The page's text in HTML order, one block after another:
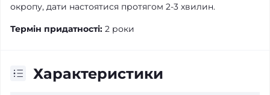
окропу, дати настоятися протягом 2-3 хвилин.
Термін придатності: 2 роки
Характеристики